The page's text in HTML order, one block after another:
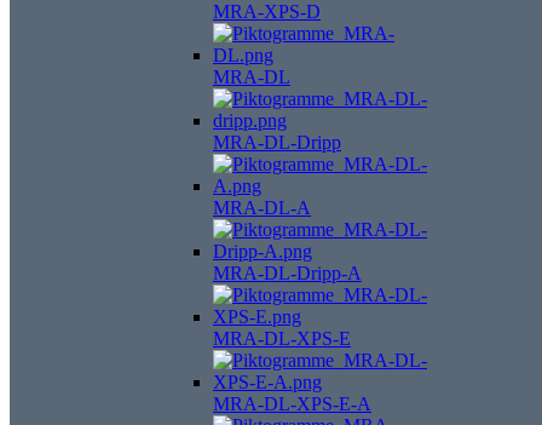
MRA-XPS-D
MRA-DL
MRA-DL-Dripp
MRA-DL-A
MRA-DL-Dripp-A
MRA-DL-XPS-E
MRA-DL-XPS-E-A